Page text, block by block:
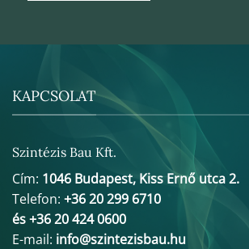
KAPCSOLAT
Szintézis Bau Kft.
Cím: 1046 Budapest, Kiss Ernő utca 2.
Telefon: +36 20 299 6710
és +36 20 424 0600
E-mail: info@szintezisbau.hu